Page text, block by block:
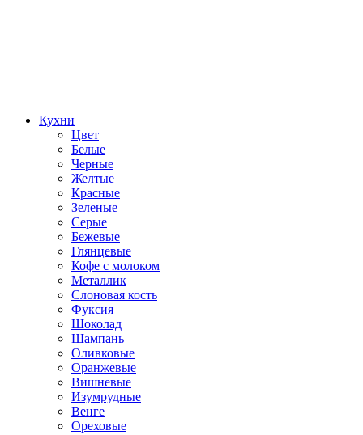
Кухни
Цвет
Белые
Черные
Желтые
Красные
Зеленые
Серые
Бежевые
Глянцевые
Кофе с молоком
Металлик
Слоновая кость
Фуксия
Шоколад
Шампань
Оливковые
Оранжевые
Вишневые
Изумрудные
Венге
Ореховые